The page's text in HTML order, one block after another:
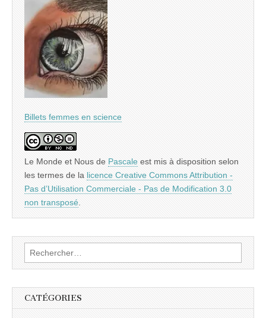
Billets femmes en science
Le Monde et Nous de Pascale est mis à disposition selon
les termes de la licence Creative Commons Attribution -
Pas d’Utilisation Commerciale - Pas de Modification 3.0
non transposé
Rechercher :
CATÉGORIES